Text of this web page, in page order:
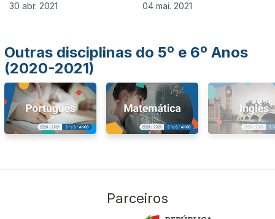
30 abr. 2021
04 mai. 2021
Outras disciplinas do 5º e 6º Anos
(2020-2021)
Parceiros